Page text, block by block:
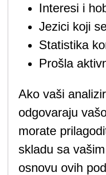
Interesi i
Jezici koji
Statistika
Prošla
Ako vaši
odgovaraju
morate
skladu sa
osnovu ovih